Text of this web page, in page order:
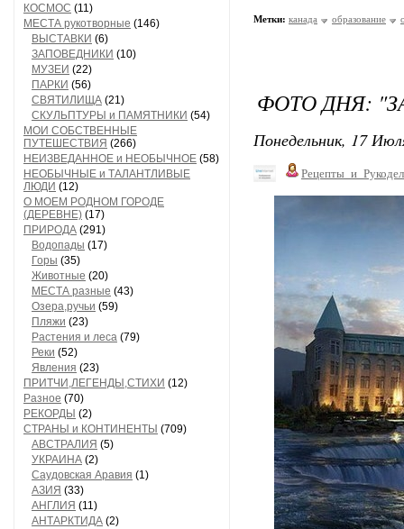
КОСМОС (11)
МЕСТА рукотворные (146)
ВЫСТАВКИ (6)
ЗАПОВЕДНИКИ (10)
МУЗЕИ (22)
ПАРКИ (56)
СВЯТИЛИЩА (21)
СКУЛЬПТУРЫ и ПАМЯТНИКИ (54)
МОИ СОБСТВЕННЫЕ
ПУТЕШЕСТВИЯ (266)
НЕИЗВЕДАННОЕ и НЕОБЫЧНОЕ (58)
НЕОБЫЧНЫЕ и ТАЛАНТЛИВЫЕ
ЛЮДИ (12)
О МОЕМ РОДНОМ ГОРОДЕ
(ДЕРЕВНЕ) (17)
ПРИРОДА (291)
Водопады (17)
Горы (35)
Животные (20)
МЕСТА разные (43)
Озера,ручьи (59)
Пляжи (23)
Растения и леса (79)
Реки (52)
Явления (23)
ПРИТЧИ,ЛЕГЕНДЫ,СТИХИ (12)
Разное (70)
РЕКОРДЫ (2)
СТРАНЫ и КОНТИНЕНТЫ (709)
АВСТРАЛИЯ (5)
УКРАИНА (2)
Саудовская Аравия (1)
АЗИЯ (33)
АНГЛИЯ (11)
АНТАРКТИДА (2)
Метки: канада образование
ФОТО ДНЯ:
Понедельник, 17